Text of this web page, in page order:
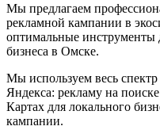
Мы предлагаем
рекламной кампании в
оптимальные инструменты
бизнеса в Омске.
Мы используем весь
Яндекса: рекламу на
Картах для локального
кампании.